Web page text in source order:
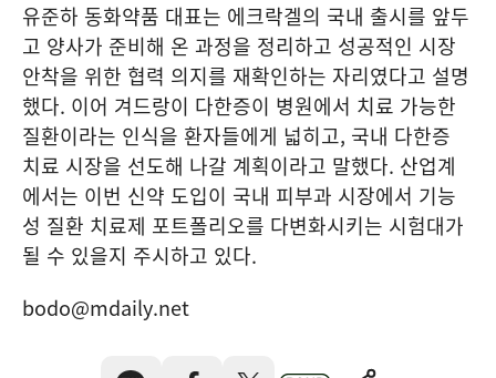
유준하 동화약품 대표는 에크락겔의 국내 출시를 앞두
고 양사가 준비해 온 과정을 정리하고 성공적인 시장
안착을 위한 협력 의지를 재확인하는 자리였다고 설명
했다. 이어 겨드랑이 다한증이 병원에서 치료 가능한
질환이라는 인식을 환자들에게 넓히고, 국내 다한증
치료 시장을 선도해 나갈 계획이라고 말했다. 산업계
에서는 이번 신약 도입이 국내 피부과 시장에서 기능
성 질환 치료제 포트폴리오를 다변화시키는 시험대가
될 수 있을지 주시하고 있다.
bodo@mdaily.net